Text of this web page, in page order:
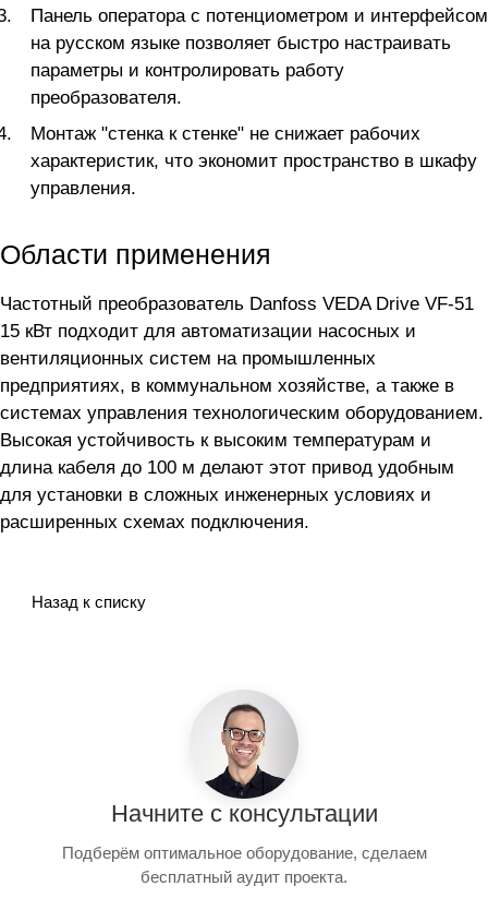
Панель оператора с потенциометром и интерфейсом
на русском языке позволяет быстро настраивать
параметры и контролировать работу
преобразователя.
Монтаж "стенка к стенке" не снижает рабочих
характеристик, что экономит пространство в шкафу
управления.
Области применения
Частотный преобразователь Danfoss VEDA Drive VF-51
15 кВт подходит для автоматизации насосных и
вентиляционных систем на промышленных
предприятиях, в коммунальном хозяйстве, а также в
системах управления технологическим оборудованием.
Высокая устойчивость к высоким температурам и
длина кабеля до 100 м делают этот привод удобным
для установки в сложных инженерных условиях и
расширенных схемах подключения.
Назад к списку
Начните с консультации
Подберём оптимальное оборудование, сделаем
бесплатный аудит проекта.